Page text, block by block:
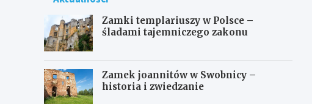
Zamki templariuszy w Polsce –
śladami tajemniczego zakonu
Zamek joannitów w Swobnicy –
historia i zwiedzanie